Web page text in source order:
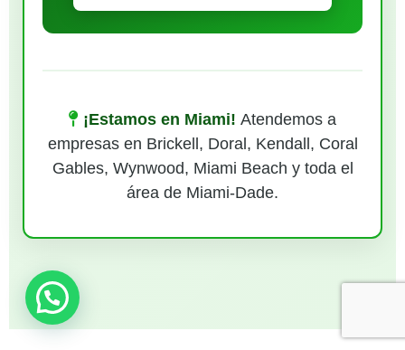
¡Estamos en Miami! Atendemos a
empresas en Brickell, Doral, Kendall, Coral
Gables, Wynwood, Miami Beach y toda el
área de Miami-Dade.